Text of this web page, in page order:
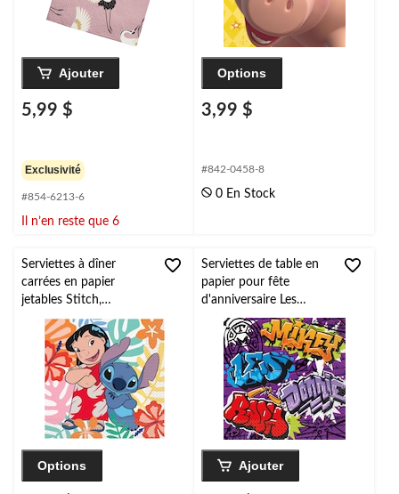
Ajouter
5,99 $
Exclusivité
#854-6213-6
Il n’en reste que 6
Options
3,99 $
#842-0458-8
0 En Stock
Serviettes à dîner
carrées en papier
jetables Stitch,
multicolore, 6,5 po,
paq. 16, pour fête
d'anniversaire
Options
Serviettes de table en
papier pour fête
d'anniversaire Les
Tortues Ninja,
bleu/vert, paq. 16
Ajouter